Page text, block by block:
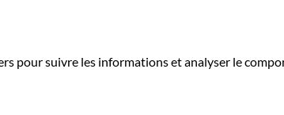
pour suivre les informations et analyser le